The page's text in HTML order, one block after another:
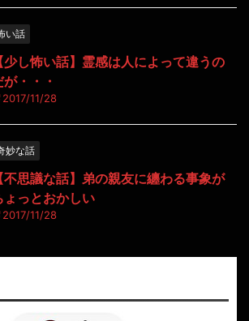
い話
【少し怖い話】霊感は人によって違うの
が・・・
2017/11/28
妙な話
【不思議な話】弟の親友に纏わる事象が
ょっとおかしい
2017/11/28